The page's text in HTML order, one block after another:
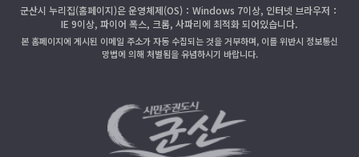
군산시 누리집(홈페이지)은 운영체제(OS)：Windows 7이상, 인터넷 브라우저：
IE 9이상, 파이어 폭스, 크롬, 사파리에 최적화 되어있습니다.
본 홈페이지에 게시된 이메일 주소가 자동 수집되는 것을 거부하며, 이를 위반시 정보통신
망법에 의해 처벌됨을 유념하시기 바랍니다.